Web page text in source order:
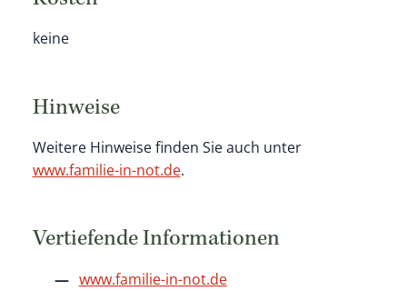
keine
Hinweise
Weitere Hinweise finden Sie auch unter
www.familie-in-not.de.
Vertiefende Informationen
www.familie-in-not.de